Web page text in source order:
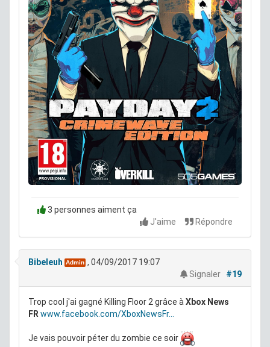
3 personnes aiment ça
J'aime
Répondre
Bibeleuh Admin , 04/09/2017 19:07
Signaler
#19
Trop cool j'ai gagné Killing Floor 2 grâce à Xbox News
FR www.facebook.com/XboxNewsFr...
Je vais pouvoir péter du zombie ce soir